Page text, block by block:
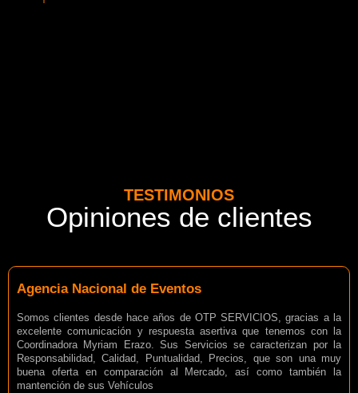
TESTIMONIOS
Opiniones de clientes
Agencia Nacional de Eventos
Somos clientes desde hace años de OTP SERVICIOS, gracias a la
excelente comunicación y respuesta asertiva que tenemos con la
Coordinadora Myriam Erazo. Sus Servicios se caracterizan por la
Responsabilidad, Calidad, Puntualidad, Precios, que son una muy
buena oferta en comparación al Mercado, así como también la
mantención de sus Vehículos